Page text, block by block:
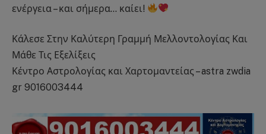
ενέργεια – και σήμερα… καίει!
Κάλεσε Στην Καλύτερη Γραμμή Μελλοντολογίας Και
Μάθε Τις Εξελίξεις
Κέντρο Αστρολογίας και Χαρτομαντείας – astra zwdia
gr 9016003444